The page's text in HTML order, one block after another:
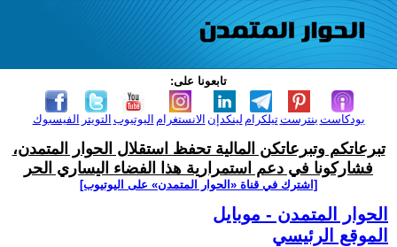
تابعونا على:
الفيسبوك التويتر اليوتيوب الانستغرام لينكدإن تيلكرامبنترست بودكاست
تبرعاتكم وتبرعاتكن المالية تحفظ استقلال الحوار المتمدن،
فشاركونا في دعم استمرارية هذا الفضاء اليساري الحر
[اشترك في قناة ‫«الحوار المتمدن» على اليوتيوب]
الحوار المتمدن - موبايل
الموقع الرئيسي